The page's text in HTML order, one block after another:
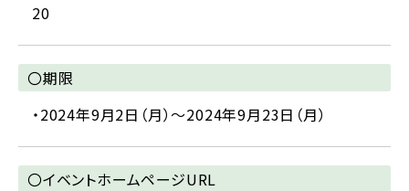
20
〇期限
・2024年9月2日（月）～2024年9月23日（月）
〇イベントホームページURL